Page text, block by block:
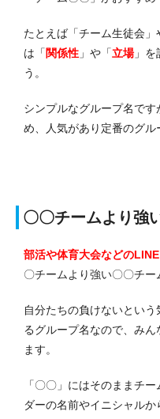
たとえば「チーム生徒会
は「 関係性 」や「立場」を
う。
シンプルなグループ名です
め、人気があり定番のグル
〇〇チームより強
部活や体育大会などの
〇チームより強い〇〇チー
自分たちの負けないとい
るグループ名なので、み
ます。
「〇〇」にはそのままチ
ダーの名前やイニシャルか